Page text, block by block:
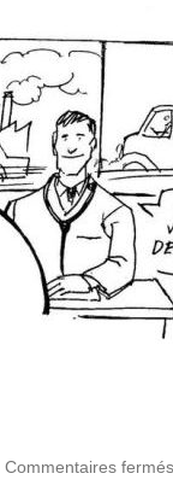
Commentaires fermés